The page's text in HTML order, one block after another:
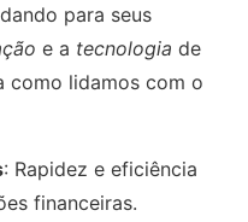
para seus
e a tecnologia de
como lidamos com o
: Rapidez e eficiência
financeiras.